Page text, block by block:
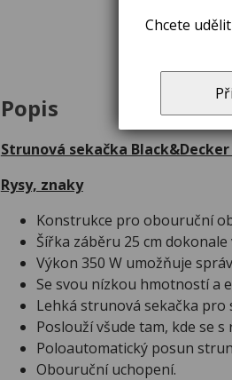
Popis
Strunová sekačka Black&Decker
Rysy, znaky
Konstrukce pro obouruční
Šířka záběru 25 cm
Výkon 350 W umožňuje
Se svou nízkou hmotností a
Lehká strunová sekačka pro
Poslouží všude tam, kde se
Poloautomatický posun
Obouruční uchopení.
Chcete